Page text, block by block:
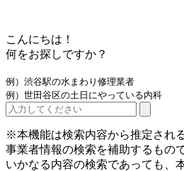
こんにちは！
何をお探しですか？
例）渋谷駅の水まわり修理業者
例）世田谷区の土日にやっている内科
※本機能は検索内容から推定され
事業者情報の検索を補助するもので
いかなる内容の検索であっても、